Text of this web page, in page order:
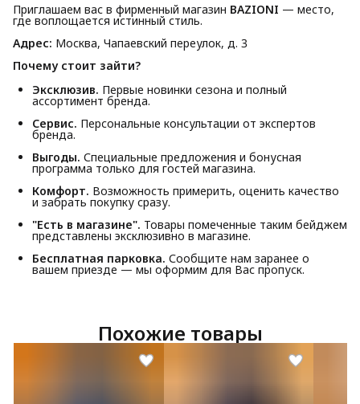
Приглашаем вас в фирменный магазин BAZIONI — место,
где воплощается истинный стиль.
Адрес: Москва, Чапаевский переулок, д. 3
Почему стоит зайти?
Эксклюзив. Первые новинки сезона и полный
ассортимент бренда.
Сервис. Персональные консультации от экспертов
бренда.
Выгоды. Специальные предложения и бонусная
программа только для гостей магазина.
Комфорт. Возможность примерить, оценить качество
и забрать покупку сразу.
"Есть в магазине". Товары помеченные таким бейджем
представлены эксклюзивно в магазине.
Бесплатная парковка. Сообщите нам заранее о
вашем приезде — мы оформим для Вас пропуск.
Похожие товары